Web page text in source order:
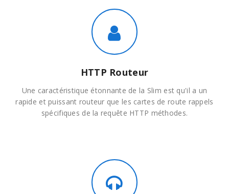
HTTP Routeur
Une caractéristique étonnante de la Slim est qu'il a un
rapide et puissant routeur que les cartes de route rappels
spécifiques de la requête HTTP méthodes.